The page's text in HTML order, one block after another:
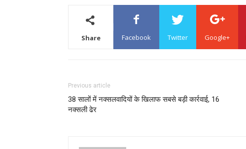
Share Facebook Twitter Google+
Previous article
38 सालों में नक्सलवादियों के खिलाफ सबसे बड़ी कार्रवाई, 16
नक्सली ढेर